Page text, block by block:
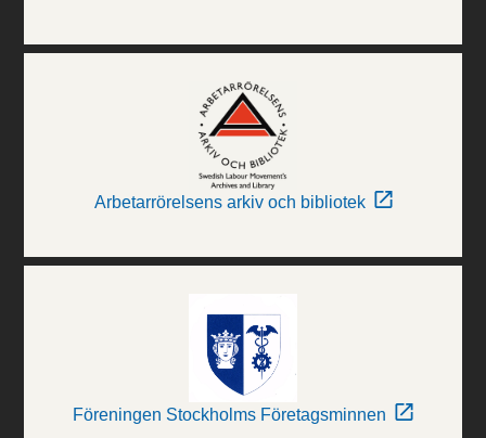
Arbetarrörelsens arkiv och bibliotek
Föreningen Stockholms Företagsminnen